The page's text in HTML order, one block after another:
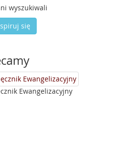
wyszukiwali
się
Ewangelizacyjny